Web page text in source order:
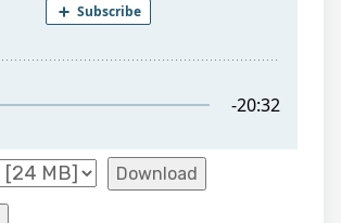
Download